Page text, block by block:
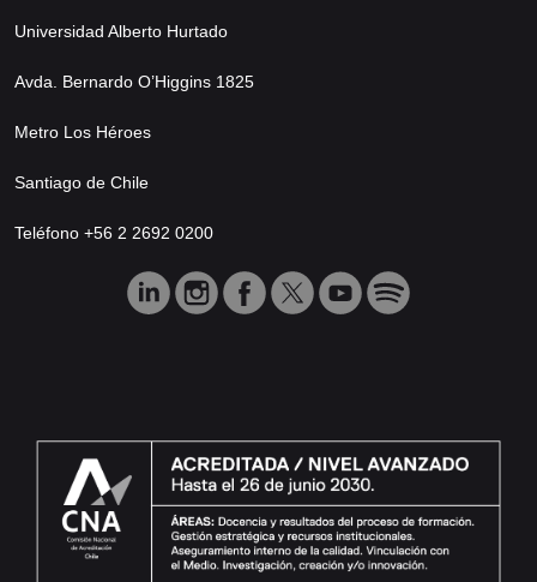
Universidad Alberto Hurtado
Avda. Bernardo O’Higgins 1825
Metro Los Héroes
Santiago de Chile
Teléfono +56 2 2692 0200